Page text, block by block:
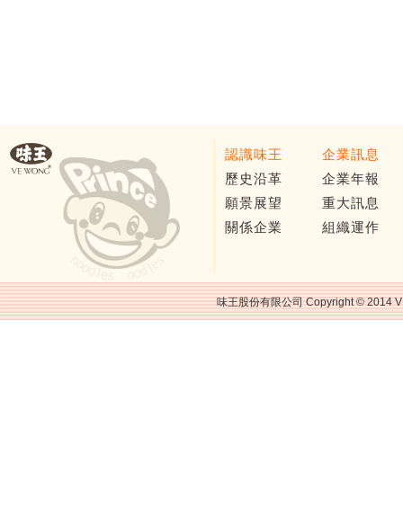
認識味王
歷史沿革
願景展望
關係企業
企業訊息
企業年報
重大訊息
組織運作
味王股份有限公司 Copyright © 2014